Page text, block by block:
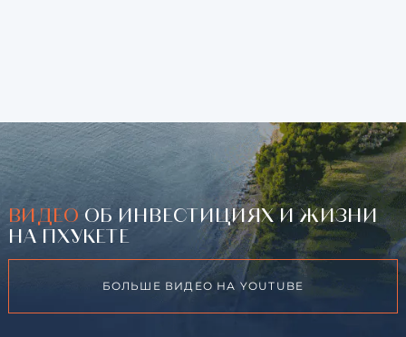
ВИДЕО ОБ ИНВЕСТИЦИЯХ И ЖИЗНИ
НА ПХУКЕТЕ
БОЛЬШЕ ВИДЕО НА YOUTUBE